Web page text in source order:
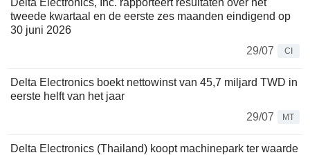
tweede kwartaal en de eerste zes maanden eindigend op
30 juni 2026
29/07
CI
Delta Electronics boekt nettowinst van 45,7 miljard TWD in
eerste helft van het jaar
29/07
MT
Delta Electronics (Thailand) koopt machinepark ter waarde